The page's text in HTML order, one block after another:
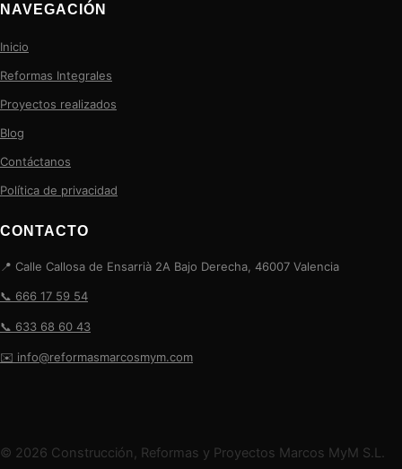
NAVEGACIÓN
Inicio
Reformas Integrales
Proyectos realizados
Blog
Contáctanos
Política de privacidad
CONTACTO
📍 Calle Callosa de Ensarrià 2A Bajo Derecha, 46007 Valencia
📞 666 17 59 54
📞 633 68 60 43
✉️ info@reformasmarcosmym.com
© 2026 Construcción, Reformas y Proyectos Marcos MyM S.L.